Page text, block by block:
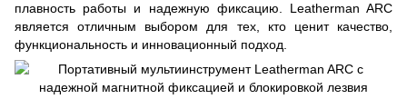
плавность работы и надежную фиксацию. Leatherman ARC
является отличным выбором для тех, кто ценит качество,
функциональность и инновационный подход.